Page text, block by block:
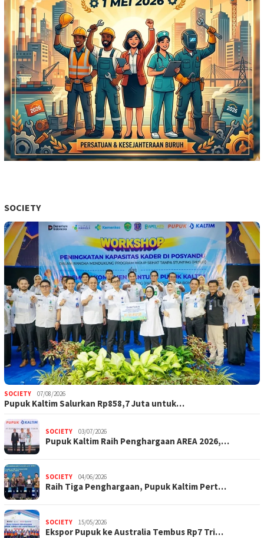
SOCIETY
SOCIETY 07/08/2026
Pupuk Kaltim Salurkan Rp858,7 Juta untuk…
SOCIETY 03/07/2026
Pupuk Kaltim Raih Penghargaan AREA 2026,…
SOCIETY 04/06/2026
Raih Tiga Penghargaan, Pupuk Kaltim Pert…
SOCIETY 15/05/2026
Ekspor Pupuk ke Australia Tembus Rp7 Tri…